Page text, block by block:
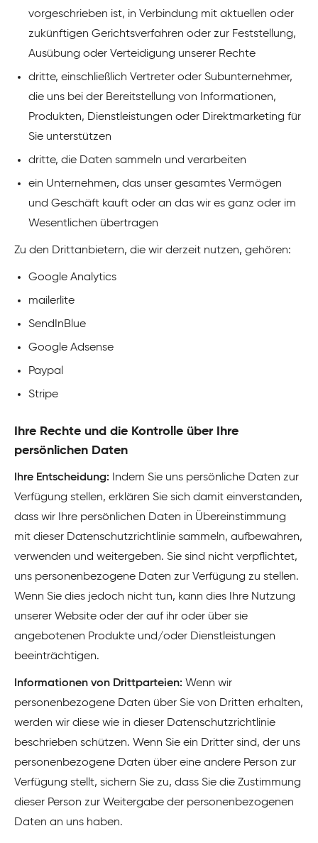
vorgeschrieben ist, in Verbindung mit aktuellen oder
zukünftigen Gerichtsverfahren oder zur Feststellung,
Ausübung oder Verteidigung unserer Rechte
dritte, einschließlich Vertreter oder Subunternehmer,
die uns bei der Bereitstellung von Informationen,
Produkten, Dienstleistungen oder Direktmarketing für
Sie unterstützen
dritte, die Daten sammeln und verarbeiten
ein Unternehmen, das unser gesamtes Vermögen
und Geschäft kauft oder an das wir es ganz oder im
Wesentlichen übertragen
Zu den Drittanbietern, die wir derzeit nutzen, gehören:
Google Analytics
mailerlite
SendInBlue
Google Adsense
Paypal
Stripe
Ihre Rechte und die Kontrolle über Ihre
persönlichen Daten
Ihre Entscheidung: Indem Sie uns persönliche Daten zur
Verfügung stellen, erklären Sie sich damit einverstanden,
dass wir Ihre persönlichen Daten in Übereinstimmung
mit dieser Datenschutzrichtlinie sammeln, aufbewahren,
verwenden und weitergeben. Sie sind nicht verpflichtet,
uns personenbezogene Daten zur Verfügung zu stellen.
Wenn Sie dies jedoch nicht tun, kann dies Ihre Nutzung
unserer Website oder der auf ihr oder über sie
angebotenen Produkte und/oder Dienstleistungen
beeinträchtigen.
Informationen von Drittparteien: Wenn wir
personenbezogene Daten über Sie von Dritten erhalten,
werden wir diese wie in dieser Datenschutzrichtlinie
beschrieben schützen. Wenn Sie ein Dritter sind, der uns
personenbezogene Daten über eine andere Person zur
Verfügung stellt, sichern Sie zu, dass Sie die Zustimmung
dieser Person zur Weitergabe der personenbezogenen
Daten an uns haben.